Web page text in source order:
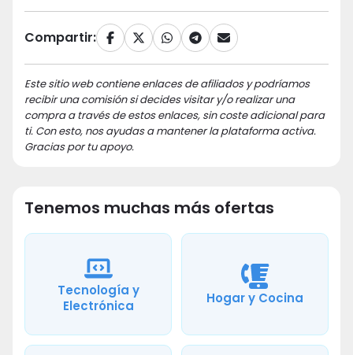
Compartir:
Este sitio web contiene enlaces de afiliados y podríamos
recibir una comisión si decides visitar y/o realizar una
compra a través de estos enlaces, sin coste adicional para
ti. Con esto, nos ayudas a mantener la plataforma activa.
Gracias por tu apoyo.
Tenemos muchas más ofertas
Tecnología y
Electrónica
Hogar y Cocina